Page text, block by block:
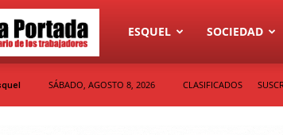
Diario
ESQUEL SOCIEDAD
SÁBADO, AGOSTO 8, 2026 CLASIFICADOS